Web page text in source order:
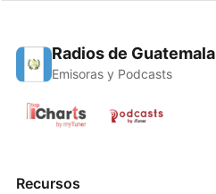
Radios de Guatemala
Emisoras y Podcasts
Recursos